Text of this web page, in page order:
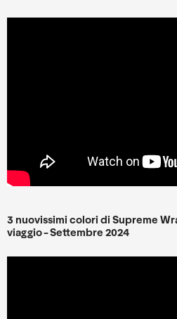
3 nuovissimi colori di Supreme
viaggio - Settembre 2024